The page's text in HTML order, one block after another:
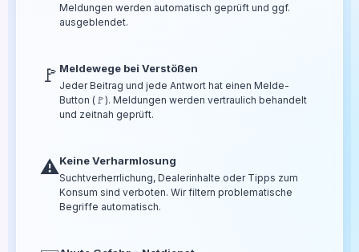
Meldungen werden automatisch geprüft und ggf.
ausgeblendet.
🚩 Meldewege bei Verstößen
Jeder Beitrag und jede Antwort hat einen Melde-
Button (🚩). Meldungen werden vertraulich behandelt
und zeitnah geprüft.
⚠️Keine Verharmlosung
Suchtverherrlichung, Dealerinhalte oder Tipps zum
Konsum sind verboten. Wir filtern problematische
Begriffe automatisch.